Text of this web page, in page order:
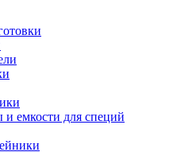
емкости для специй